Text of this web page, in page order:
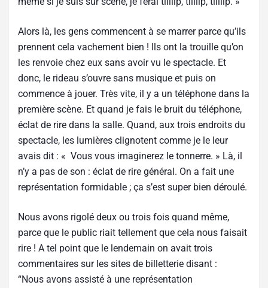
Alors là, les gens commencent à se marrer parce qu’ils
prennent cela vachement bien ! Ils ont la trouille qu’on
les renvoie chez eux sans avoir vu le spectacle. Et
donc, le rideau s’ouvre sans musique et puis on
commence à jouer. Très vite, il y a un téléphone dans la
première scène. Et quand je fais le bruit du téléphone,
éclat de rire dans la salle. Quand, aux trois endroits du
spectacle, les lumières clignotent comme je le leur
avais dit : « Vous vous imaginerez le tonnerre. » Là, il
n’y a pas de son : éclat de rire général. On a fait une
représentation formidable ; ça s’est super bien déroulé.
Nous avons rigolé deux ou trois fois quand même,
parce que le public riait tellement que cela nous faisait
rire ! A tel point que le lendemain on avait trois
commentaires sur les sites de billetterie disant :
“Nous avons assisté à une représentation